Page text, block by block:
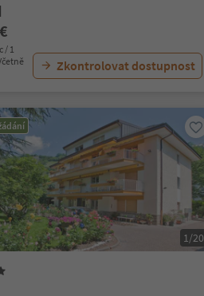
/ 1
Zkontrolovat dostupnost
1/20